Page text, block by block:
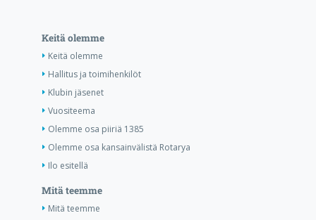
Keitä olemme
Keitä olemme
Hallitus ja toimihenkilöt
Klubin jäsenet
Vuositeema
Olemme osa piiriä 1385
Olemme osa kansainvälistä Rotarya
Ilo esitellä
Mitä teemme
Mitä teemme